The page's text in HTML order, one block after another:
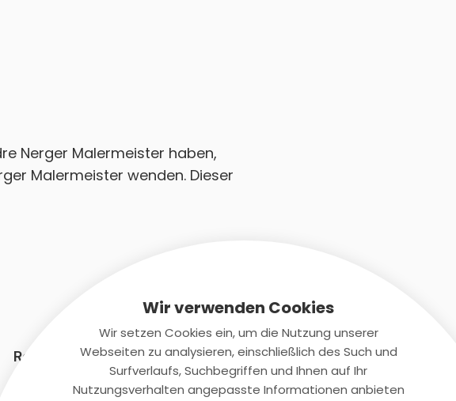
Nerger Malermeister haben,
Malermeister wenden. Dieser
Rechtliches Kontaktiere uns
+(49)2131/708-4280
Wir verwenden Cookies
Wir setzen Cookies ein, um die Nutzung unserer
Webseiten zu analysieren, einschließlich des Such und
Surfverlaufs, Suchbegriffen und Ihnen auf Ihr
Nutzungsverhalten angepasste Informationen anbieten